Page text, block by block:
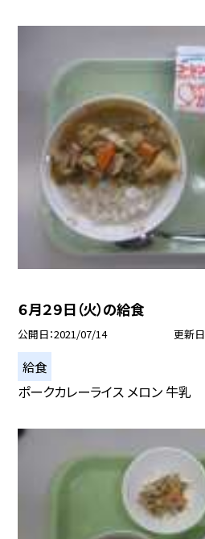
６月２９日（火）の給食
公開日 2021/07/14 更新日
給食
ポークカレーライス メロン 牛乳